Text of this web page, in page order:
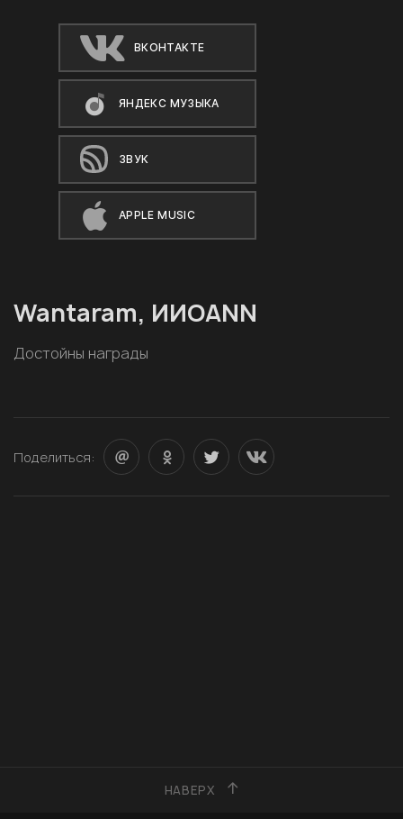
ВКОНТАКТЕ
ЯНДЕКС МУЗЫКА
ЗВУК
APPLE MUSIC
Wantaram, ИИОАNN
Достойны награды
Поделиться:
НАВЕРХ